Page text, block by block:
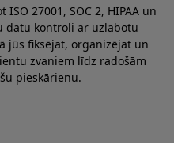
27001, SOC 2, HIPAA un
datu kontroli ar uzlabotu
jūs fiksējat, organizējat un
zvaniem līdz radošām
pieskārienu.